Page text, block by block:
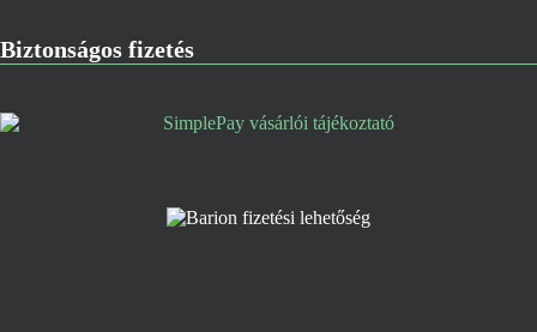
Biztonságos fizetés